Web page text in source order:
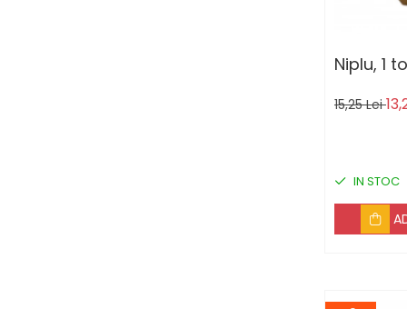
Niplu, 1
15,25 Lei
IN STOC